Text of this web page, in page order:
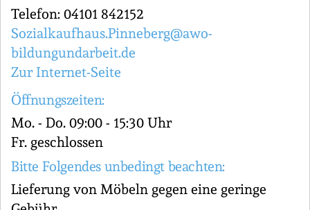
Telefon: 04101 842152
Sozialkaufhaus.Pinneberg@awo-
bildungundarbeit.de
Zur Internet-Seite
Öffnungszeiten:
Mo. - Do. 09:00 - 15:30 Uhr
Fr. geschlossen
Bitte Folgendes unbedingt beachten:
Lieferung von Möbeln gegen eine geringe